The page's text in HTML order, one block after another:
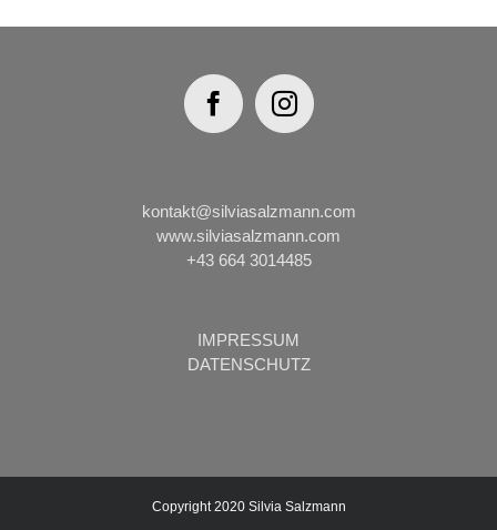
kontakt@silviasalzmann.com
www.silviasalzmann.com
+43 664 3014485
IMPRESSUM
DATENSCHUTZ
Copyright 2020 Silvia Salzmann